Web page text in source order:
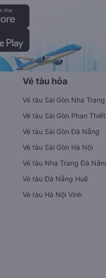
Vé tàu hỏa
Vé tàu Sài Gòn Nha Trang
Vé tàu Sài Gòn Phan Thiết
Vé tàu Sài Gòn Đà Nẵng
Vé tàu Sài Gòn Hà Nội
Vé tàu Nha Trang Đà
Vé tàu Đà Nẵng Huế
Vé tàu Hà Nội Vinh